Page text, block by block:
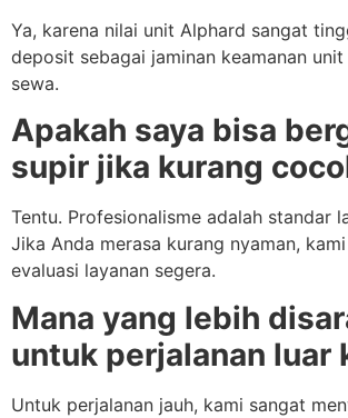
Ya, karena nilai unit Alphard sangat
deposit sebagai jaminan keamanan unit
sewa.
Apakah saya bisa
supir jika kurang
Tentu. Profesionalisme adalah standar
Jika Anda merasa kurang nyaman,
evaluasi layanan segera.
Mana yang lebih
untuk perjalanan luar
Untuk perjalanan jauh, kami sangat